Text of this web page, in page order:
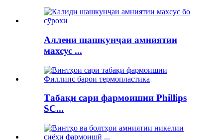
Аллени шашкунҷаи амниятии
махсус ...
Табақи сари фармоишии Phillips
SC...